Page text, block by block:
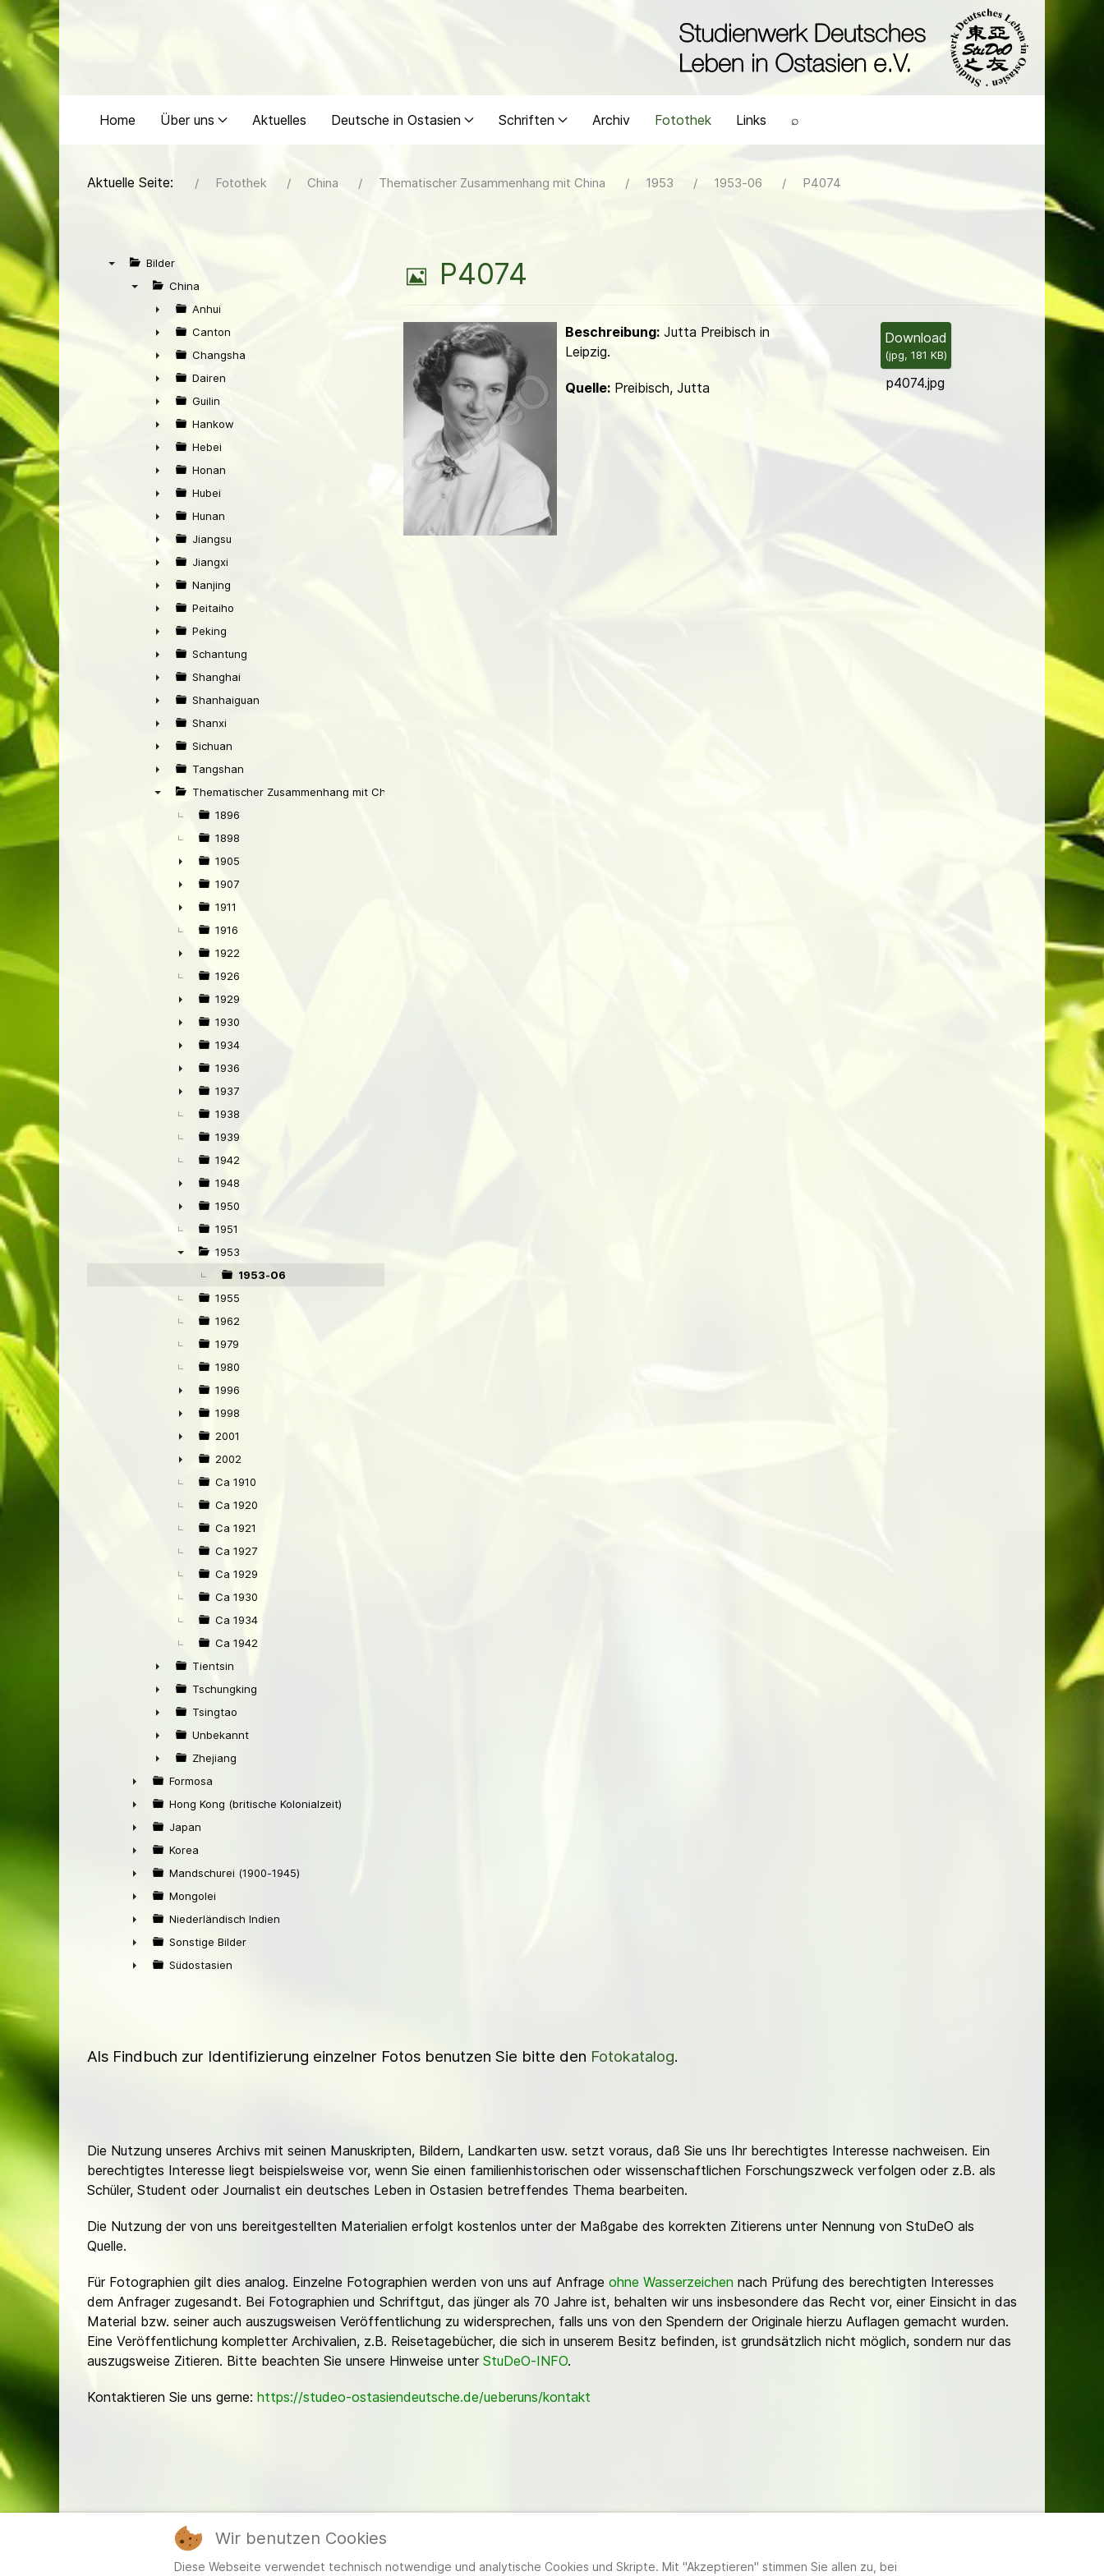
Home Über uns Aktuelles Deutsche in Ostasien Schriften Archiv Fotothek Links ⌕
Aktuelle Seite: Fotothek China Thematischer Zusammenhang mit China 1953 1953-06 P4074
Bilder
China
►
Anhui
►
Canton
►
Changsha
►
Dairen
►
Guilin
►
Hankow
►
Hebei
►
Honan
►
Hubei
►
Hunan
►
Jiangsu
►
Jiangxi
►
Nanjing
►
Peitaiho
►
Peking
►
Schantung
►
Shanghai
►
Shanhaiguan
►
Shanxi
►
Sichuan
►
Tangshan
Thematischer Zusammenhang mit China
1896
1898
►
1905
►
1907
►
1911
1916
►
1922
1926
►
1929
►
1930
►
1934
►
1936
►
1937
1938
1939
1942
►
1948
►
1950
1951
1953
1953-06
1955
1962
1979
1980
►
1996
►
1998
►
2001
►
2002
Ca 1910
Ca 1920
Ca 1921
Ca 1927
Ca 1929
Ca 1930
Ca 1934
Ca 1942
►
Tientsin
►
Tschungking
►
Tsingtao
►
Unbekannt
►
Zhejiang
►
Formosa
►
Hong Kong (britische Kolonialzeit)
►
Japan
►
Korea
►
Mandschurei (1900-1945)
►
Mongolei
►
Niederländisch Indien
►
Sonstige Bilder
Südostasien
B
l
d
P4074
Download
(jpg, 181 KB)
p4074.jpg
Beschreibung:Jutta Preibisch in
Leipzig.
Quelle:Preibisch, Jutta
Als Findbuch zur Identifizierung einzelner Fotos benutzen Sie bitte den Fotokatalog.
Die Nutzung unseres Archivs mit seinen Manuskripten, Bildern, Landkarten usw. setzt voraus, daß Sie uns Ihr berechtigtes Interesse nachweisen. Ein
berechtigtes Interesse liegt beispielsweise vor, wenn Sie einen familienhistorischen oder wissenschaftlichen Forschungszweck verfolgen oder z.B. als
Schüler, Student oder Journalist ein deutsches Leben in Ostasien betreffendes Thema bearbeiten.
Die Nutzung der von uns bereitgestellten Materialien erfolgt kostenlos unter der Maßgabe des korrekten Zitierens unter Nennung von StuDeO als
Quelle.
Für Fotographien gilt dies analog. Einzelne Fotographien werden von uns auf Anfrage ohne Wasserzeichen nach Prüfung des berechtigten Interesses
dem Anfrager zugesandt. Bei Fotographien und Schriftgut, das jünger als 70 Jahre ist, behalten wir uns insbesondere das Recht vor, einer Einsicht in das
Material bzw. seiner auch auszugsweisen Veröffentlichung zu widersprechen, falls uns von den Spendern der Originale hierzu Auflagen gemacht wurden.
Eine Veröffentlichung kompletter Archivalien, z.B. Reisetagebücher, die sich in unserem Besitz befinden, ist grundsätzlich nicht möglich, sondern nur das
auszugsweise Zitieren. Bitte beachten Sie unsere Hinweise unter StuDeO-INFO.
Kontaktieren Sie uns gerne: https://studeo-ostasiendeutsche.de/ueberuns/kontakt
Mitglieder
Wir benutzen Cookies
Diese Webseite verwendet technisch notwendige und analytische Cookies und Skripte. Mit "Akzeptieren" stimmen Sie allen zu, bei